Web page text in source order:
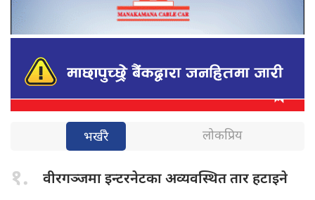
भर्खरै लोकप्रिय
१. वीरगञ्जमा इन्टरनेटकाअव्यवस्थित तार हटाइने